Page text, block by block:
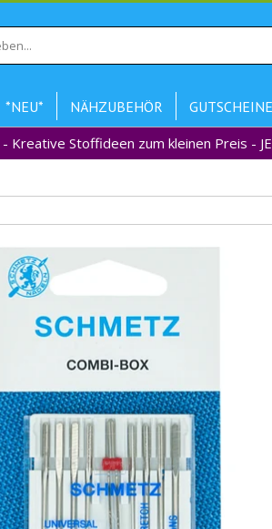
*NEU* NÄHZUBEHÖR GUTSCHEINE
- Kreative Stoffideen zum kleinen Preis -